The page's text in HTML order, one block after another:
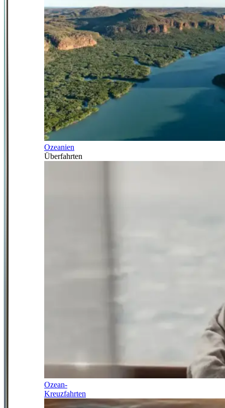
Ozeanien
Überfahrten
Ozean-
Kreuzfahrten